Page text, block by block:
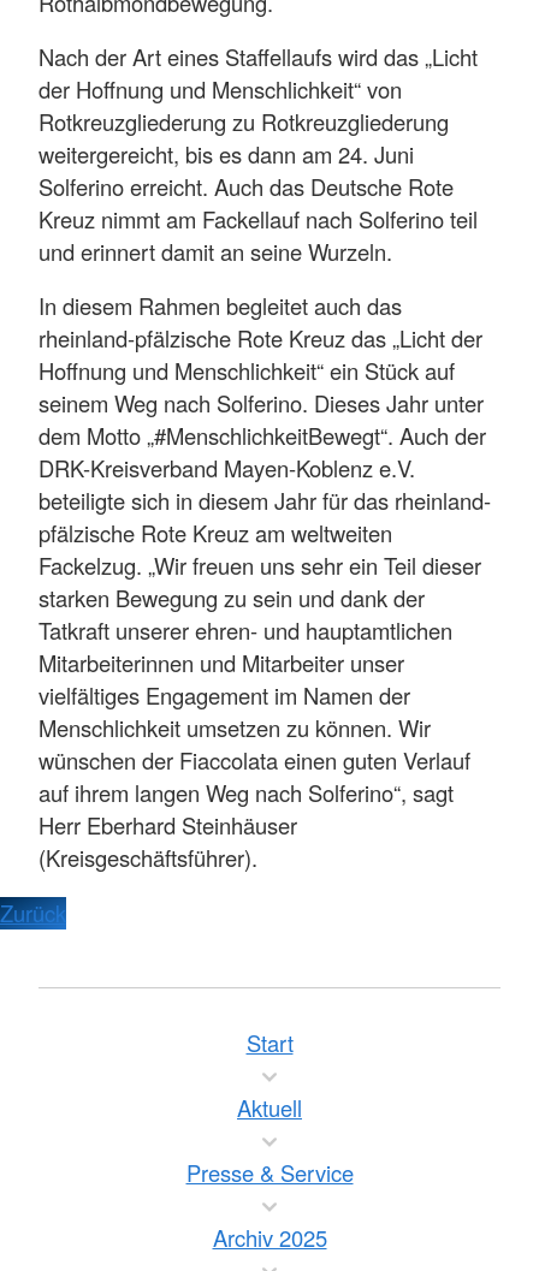
Nach der Art eines Staffellaufs wird das „Licht
der Hoffnung und Menschlichkeit“ von
Rotkreuzgliederung zu Rotkreuzgliederung
weitergereicht, bis es dann am 24. Juni
Solferino erreicht. Auch das Deutsche Rote
Kreuz nimmt am Fackellauf nach Solferino teil
und erinnert damit an seine Wurzeln.
In diesem Rahmen begleitet auch das
rheinland-pfälzische Rote Kreuz das „Licht der
Hoffnung und Menschlichkeit“ ein Stück auf
seinem Weg nach Solferino. Dieses Jahr unter
dem Motto „#MenschlichkeitBewegt“. Auch der
DRK-Kreisverband Mayen-Koblenz e.V.
beteiligte sich in diesem Jahr für das rheinland-
pfälzische Rote Kreuz am weltweiten
Fackelzug. „Wir freuen uns sehr ein Teil dieser
starken Bewegung zu sein und dank der
Tatkraft unserer ehren- und hauptamtlichen
Mitarbeiterinnen und Mitarbeiter unser
vielfältiges Engagement im Namen der
Menschlichkeit umsetzen zu können. Wir
wünschen der Fiaccolata einen guten Verlauf
auf ihrem langen Weg nach Solferino“, sagt
Herr Eberhard Steinhäuser
(Kreisgeschäftsführer).
Zurück
Start
Aktuell
Presse & Service
Archiv 2025